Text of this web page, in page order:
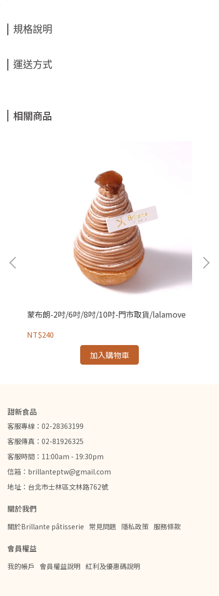
規格說明
運送方式
相關商品
蒙布朗-2吋/6吋/8吋/10吋-門市取貨/lalamove
NT$240
加入購物車
甜新食品
客服專線：02-28363199
客服傳真：02-81926325
客服時間：11:00am - 19:30pm
信箱：brillanteptw@gmail.com
地址：台北市士林區文林路762號
關於我們
關於Brillante pâtisserie 常見問題 隱私政策 服務條款
會員權益
我的帳戶 會員權益說明 紅利及優惠碼說明